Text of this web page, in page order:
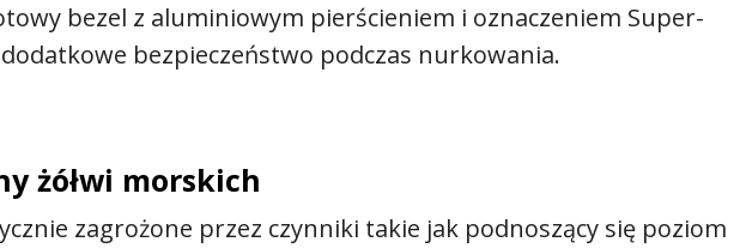
bezel z aluminiowym pierścieniem i oznaczeniem Super-
bezpieczeństwo podczas nurkowania.
żółwi morskich
zagrożone przez czynniki takie jak podnoszący się poziom